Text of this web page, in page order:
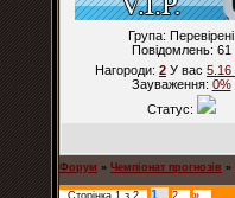
Група: Перевірені
Повідомлень: 61
Нагороди: 2 У вас 5.16
Зауваження: 0%
Статус:
Форум » Чемпіонат прогнозів »
Сторінка 1 з 2 1 2 »